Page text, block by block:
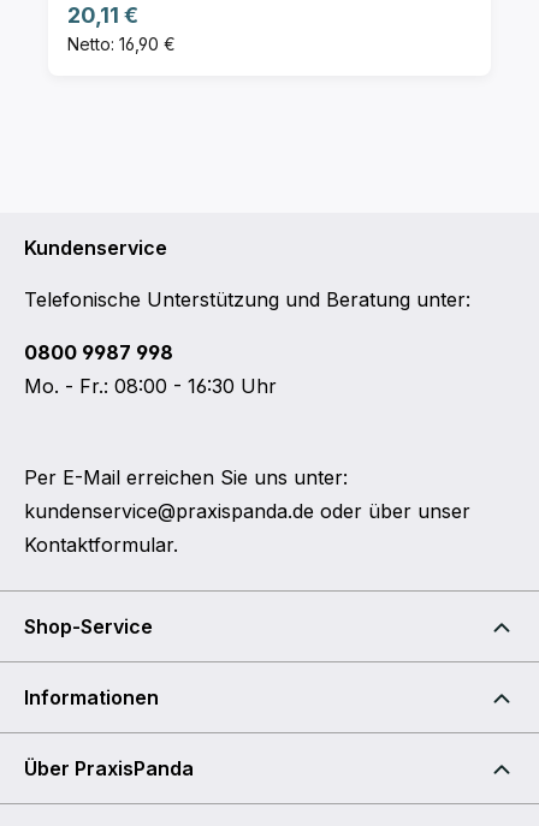
Regulärer Preis:
20,11 €
Netto: 16,90 €
Kundenservice
Telefonische Unterstützung und Beratung unter:
0800 9987 998
Mo. - Fr.: 08:00 - 16:30 Uhr
Per E-Mail erreichen Sie uns unter:
kundenservice@praxispanda.de oder über unser
Kontaktformular.
Shop-Service
Informationen
Über PraxisPanda